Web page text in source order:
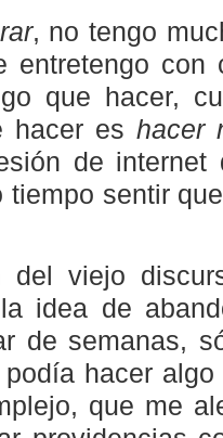
, no tengo
entretengo con
que hacer,
hacer es hacer
de
tiempo sentir
del viejo
idea de
de semanas,
hacer
que me